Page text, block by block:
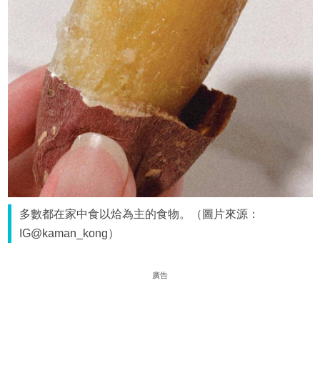
多數都在家中食以烚為主的食物。（圖片來源：
IG@kaman_kong）
廣告